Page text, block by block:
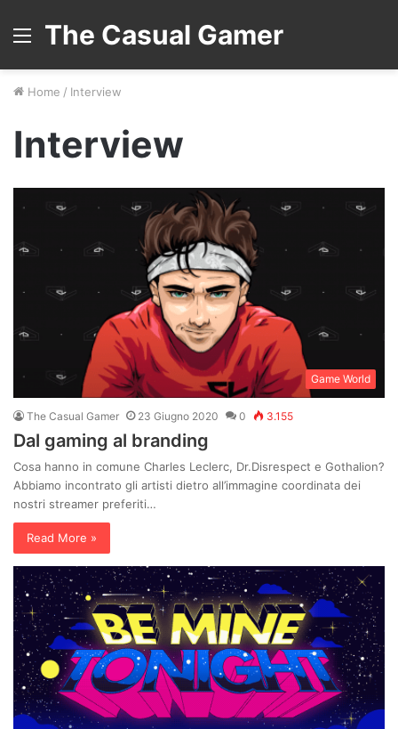
The Casual Gamer
Home / Interview
Interview
Game World
The Casual Gamer 23 Giugno 2020 0 3.155
Dal gaming al branding
Cosa hanno in comune Charles Leclerc, Dr.Disrespect e Gothalion?
Abbiamo incontrato gli artisti dietro all’immagine coordinata dei
nostri streamer preferiti…
Read More »